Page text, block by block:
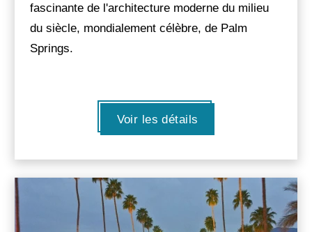
fascinante de l'architecture moderne du milieu
du siècle, mondialement célèbre, de Palm
Springs.
Voir les détails